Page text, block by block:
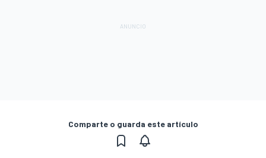
Comparte o guarda este artículo